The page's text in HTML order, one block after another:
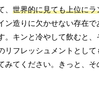
世界的に見ても上位にラ
造りに欠かせない存在で
。キンと冷やして飲むと
フレッシュメントとして
てください。きっと、